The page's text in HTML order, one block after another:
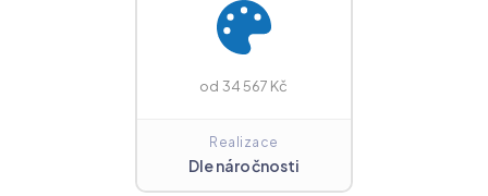
od 34 567 Kč
Realizace
Dle náročnosti